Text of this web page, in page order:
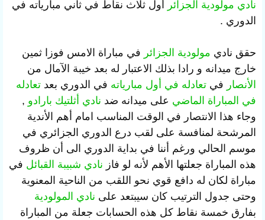
نادي مولودية الجزائر
أول ثلاث نقاط في ثاني مبارياته في
الدوري .
حقق نادي مولودية الجزائر في مباراة الامس فوزا ثمين
خارج ميدانه و رادا بذلك الاعتبار له بعد خيبة الآمال من
الأنصار في تعادله في أول مبارياته في الدوري بعد تعادله
في المباراة الماضي على ميدانه ضد نادي أثلتيك بارادو ,
وجاء هذا الانتصار في الوقت المناسب امام أهم الأندية
المرشحة لمنافسة على لقب درع الدوري الجزائري في
موسم الحالي ورغم أننا في بداية الدوري الى أن ظروف
هذه المباراة جعلتها الأهم لأنه لو فاز نادي شبيبة القبائل في
مباراة لكان له دافع قوي نحو اللقب من الناحية المعنوية
وحتى جدول الترتيب كان سيبتعد على نادي المولودية
بفارق خمسة نقاط كل هذه الحسابات جعلة من المباراة